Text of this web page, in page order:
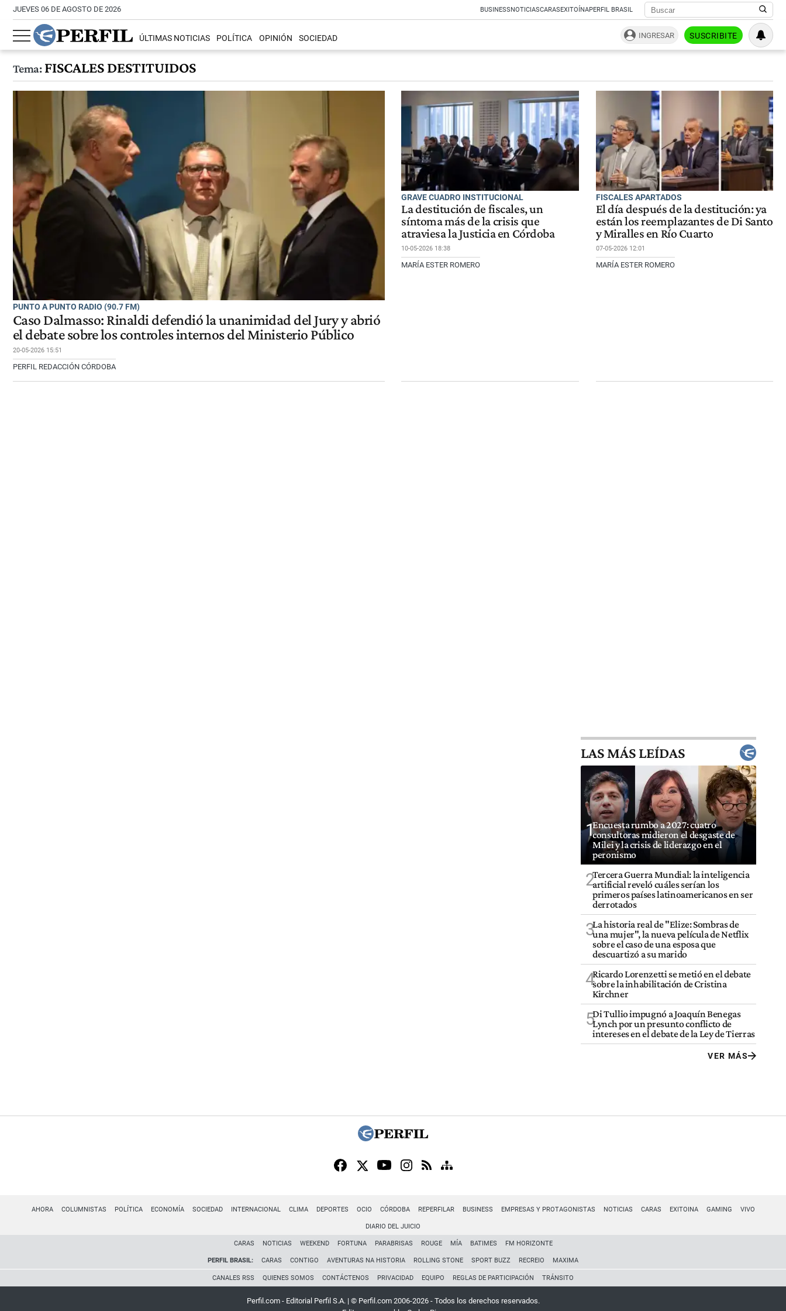
JUEVES 06 DE AGOSTO DE 2026 BUSINESSNOTICIASCARASEXITOÍNAPERFIL BRASIL
ÚLTIMAS NOTICIAS POLÍTICA OPINIÓN SOCIEDAD INGRESAR SUSCRIBITE
Tema:FISCALES DESTITUIDOS
PUNTO A PUNTO RADIO (90.7 FM)
Caso Dalmasso: Rinaldi defendió la unanimidad del Jury y abrió
el debate sobre los controles internos del Ministerio Público
20-05-2026 15:51
PERFIL REDACCIÓN CÓRDOBA
GRAVE CUADRO INSTITUCIONAL
La destitución de fiscales, un
síntoma más de la crisis que
atraviesa la Justicia en Córdoba
10-05-2026 18:38
MARÍA ESTER ROMERO
FISCALES APARTADOS
El día después de la destitución: ya
están los reemplazantes de Di Santo
y Miralles en Río Cuarto
07-05-2026 12:01
MARÍA ESTER ROMERO
LAS MÁS LEÍDAS
1Encuesta rumbo a 2027: cuatro
consultoras midieron el desgaste de
Milei y la crisis de liderazgo en el
peronismo
2Tercera Guerra Mundial: la inteligencia
artificial reveló cuáles serían los
primeros países latinoamericanos en ser
derrotados
3La historia real de "Elize: Sombras de
una mujer", la nueva película de Netflix
sobre el caso de una esposa que
descuartizó a su marido
4Ricardo Lorenzetti se metió en el debate
sobre la inhabilitación de Cristina
Kirchner
5Di Tullio impugnó a Joaquín Benegas
Lynch por un presunto conflicto de
intereses en el debate de la Ley de Tierras
VER MÁS
AHORA COLUMNISTAS POLÍTICA ECONOMÍA SOCIEDAD INTERNACIONAL CLIMA DEPORTES OCIO CÓRDOBA REPERFILAR BUSINESS EMPRESAS Y PROTAGONISTAS NOTICIAS CARAS EXITOINA GAMING VIVO
DIARIO DEL JUICIO
CARAS NOTICIAS WEEKEND FORTUNA PARABRISAS ROUGE MÍA BATIMES FM HORIZONTE
PERFIL BRASIL: CARAS CONTIGO AVENTURAS NA HISTORIA ROLLING STONE SPORT BUZZ RECREIO MAXIMA
CANALES RSS QUIENES SOMOS CONTÁCTENOS PRIVACIDAD EQUIPO REGLAS DE PARTICIPACIÓN TRÁNSITO
Perfil.com - Editorial Perfil S.A. | © Perfil.com 2006-2026 - Todos los derechos reservados.